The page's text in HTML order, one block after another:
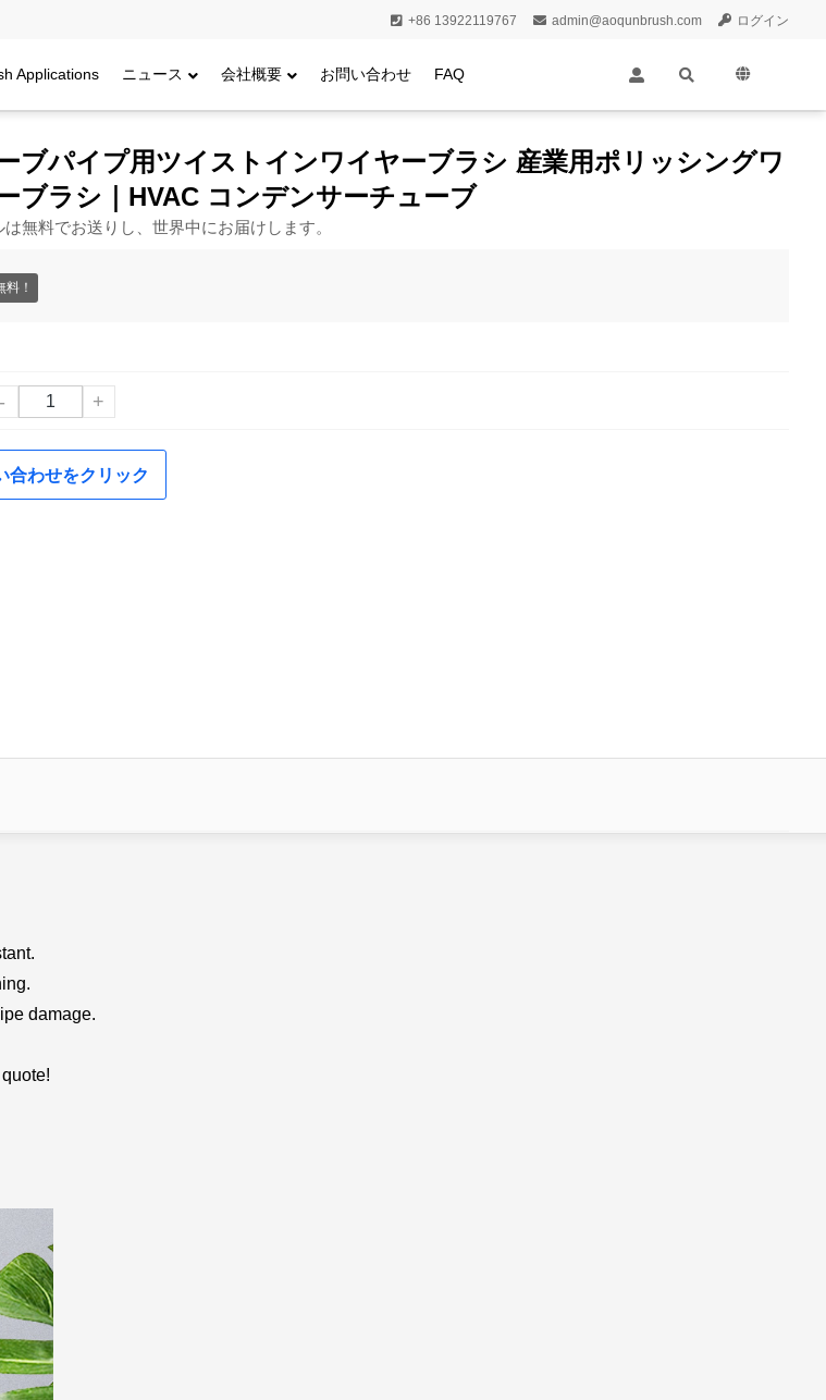
+86 13922119767 admin@aoqunbrush.com ログイン
Applications ニュース 会社概要 お問い合わせ
FAQ
ブパイプ用ツイストインワイヤーブラシ 産業用ポリッシングワ
ブラシ｜HVAC コンデンサーチューブ
は無料でお送りし、世界中にお届けします。
料！
- +
合わせをクリック
damage.